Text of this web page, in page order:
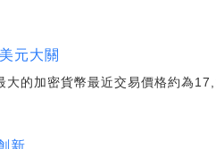
元大關
的加密貨幣最近交易價格約為